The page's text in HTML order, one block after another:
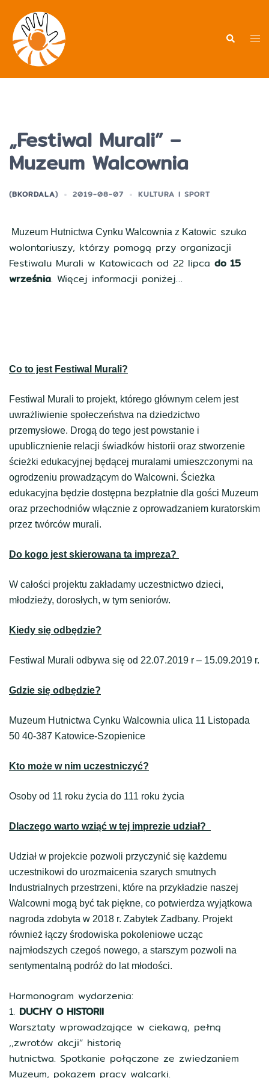
treści
„Festiwal Murali” –
Muzeum Walcownia
(BKORDALA) 2019-08-07 KULTURA I SPORT
Muzeum Hutnictwa Cynku Walcownia z Katowic szuka
wolontariuszy, którzy pomogą przy organizacji
Festiwalu Murali w Katowicach od 22 lipca do 15
września. Więcej informacji poniżej…
Co to jest Festiwal Murali?
Festiwal Murali to projekt, którego głównym celem jest
uwrażliwienie społeczeństwa na dziedzictwo
przemysłowe. Drogą do tego jest powstanie i
upublicznienie relacji świadków historii oraz stworzenie
ścieżki edukacyjnej będącej muralami umieszczonymi na
ogrodzeniu prowadzącym do Walcowni. Ścieżka
edukacyjna będzie dostępna bezpłatnie dla gości Muzeum
oraz przechodniów włącznie z oprowadzaniem kuratorskim
przez twórców murali.
Do kogo jest skierowana ta impreza?
W całości projektu zakładamy uczestnictwo dzieci,
młodzieży, dorosłych, w tym seniorów.
Kiedy się odbędzie?
Festiwal Murali odbywa się od 22.07.2019 r – 15.09.2019 r.
Gdzie się odbędzie?
Muzeum Hutnictwa Cynku Walcownia ulica 11 Listopada
50 40-387 Katowice-Szopienice
Kto może w nim uczestniczyć?
Osoby od 11 roku życia do 111 roku życia
Dlaczego warto wziąć w tej imprezie udział?
Udział w projekcie pozwoli przyczynić się każdemu
uczestnikowi do urozmaicenia szarych smutnych
Industrialnych przestrzeni, które na przykładzie naszej
Walcowni mogą być tak piękne, co potwierdza wyjątkowa
nagroda zdobyta w 2018 r. Zabytek Zadbany. Projekt
również łączy środowiska pokoleniowe ucząc
najmłodszych czegoś nowego, a starszym pozwoli na
sentymentalną podróż do lat młodości.
Harmonogram wydarzenia:
1. DUCHY O HISTORII
Warsztaty wprowadzające w ciekawą, pełną
,,zwrotów akcji” historię
hutnictwa. Spotkanie połączone ze zwiedzaniem
Muzeum, pokazem pracy walcarki.